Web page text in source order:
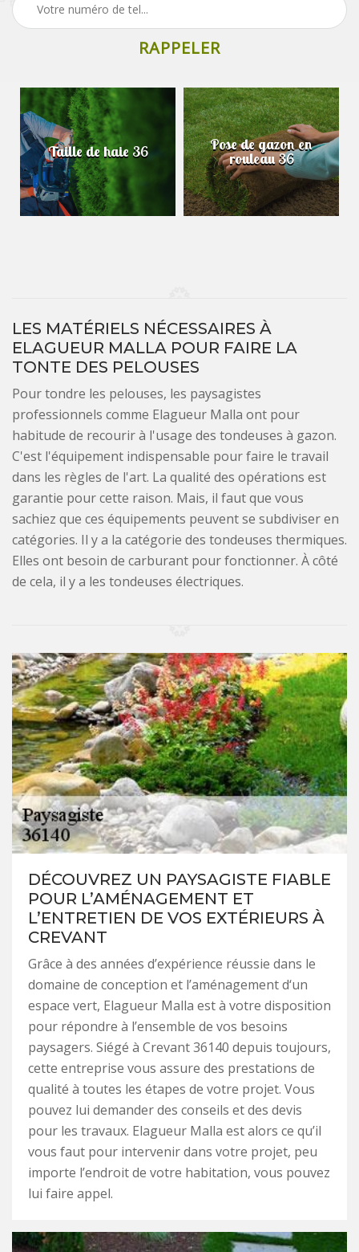
Taille de haie 36 Pose de gazon en
rouleau 36
LES MATÉRIELS NÉCESSAIRES À
ELAGUEUR MALLA POUR FAIRE LA
TONTE DES PELOUSES
Pour tondre les pelouses, les paysagistes
professionnels comme Elagueur Malla ont pour
habitude de recourir à l'usage des tondeuses à gazon.
C'est l'équipement indispensable pour faire le travail
dans les règles de l'art. La qualité des opérations est
garantie pour cette raison. Mais, il faut que vous
sachiez que ces équipements peuvent se subdiviser en
catégories. Il y a la catégorie des tondeuses thermiques.
Elles ont besoin de carburant pour fonctionner. À côté
de cela, il y a les tondeuses électriques.
DÉCOUVREZ UN PAYSAGISTE FIABLE
POUR L’AMÉNAGEMENT ET
L’ENTRETIEN DE VOS EXTÉRIEURS À
CREVANT
Grâce à des années d’expérience réussie dans le
domaine de conception et l’aménagement d‘un
espace vert, Elagueur Malla est à votre disposition
pour répondre à l’ensemble de vos besoins
paysagers. Siégé à Crevant 36140 depuis toujours,
cette entreprise vous assure des prestations de
qualité à toutes les étapes de votre projet. Vous
pouvez lui demander des conseils et des devis
pour les travaux. Elagueur Malla est alors ce qu’il
vous faut pour intervenir dans votre projet, peu
importe l’endroit de votre habitation, vous pouvez
lui faire appel.